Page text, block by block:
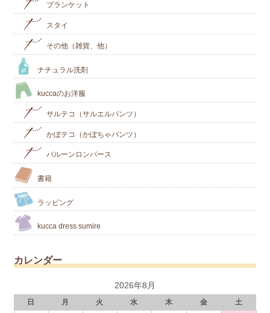
ブランケット
スタイ
その他（雑貨、他）
ナチュラル洗剤
kuccaのお洋服
サルテコ（サルエルパンツ）
かぼテコ（かぼちゃパンツ）
バルーンロンパース
書籍
ラッピング
kucca dress sumire
カレンダー
2026年8月
日 月 火 水 木 金 土